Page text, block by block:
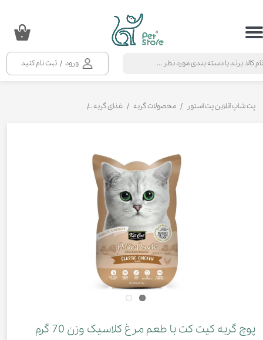
ورود / ثبت نام کنید
حساب کاربری من
خروج از حساب کاربری
۰
پت شاپ آنلاین پت استور محصولات گربه غذای گربه
پوچ گربه کیت کت با طعم مرغ کلاسیک وزن 70 گرم